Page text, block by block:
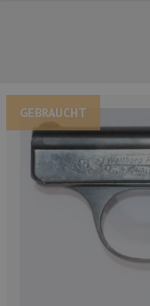
GEBRAUCHT
UNSERE TOP-MARKEN